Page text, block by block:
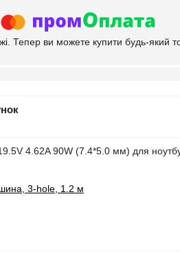
Тепер ви можете купити будь-який
4.62A 90W (7.4*5.0 мм) для
3-hole, 1.2 м